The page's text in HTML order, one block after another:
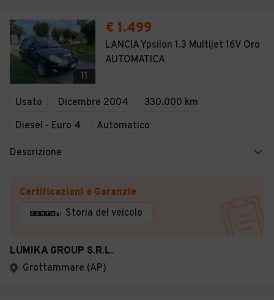
11
€ 1.499
LANCIA Ypsilon 1.3 Multijet 16V Oro
AUTOMATICA
Usato Dicembre 2004
330.000 km
Diesel - Euro 4
Automatico
Descrizione
Certificazioni e Garanzie
Storia del veicolo
LUMIKA GROUP S.R.L.
Grottammare (AP)